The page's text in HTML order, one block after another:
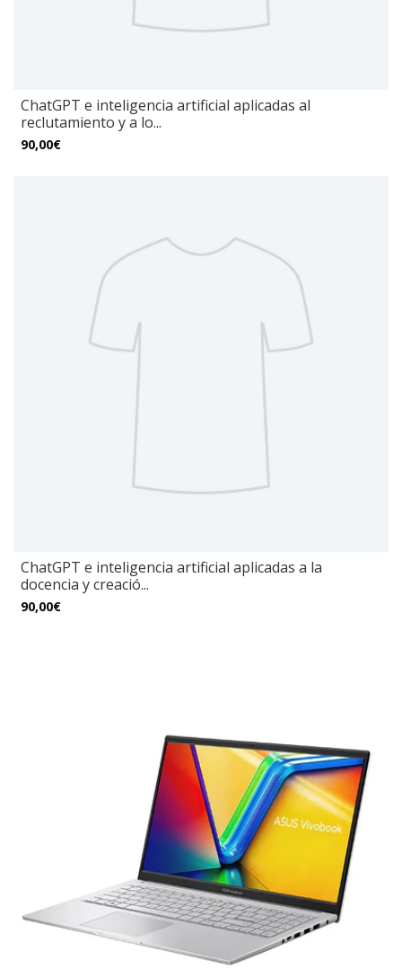
ChatGPT e inteligencia artificial aplicadas al
reclutamiento y a lo...
90,00€
ChatGPT e inteligencia artificial aplicadas a la
docencia y creació...
90,00€